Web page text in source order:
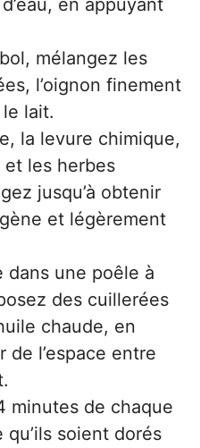
en appuyant
mélangez les
l’oignon finement
lait.
la levure chimique,
les herbes
jusqu’à obtenir
et légèrement
dans une poêle à
des cuillerées
chaude, en
de l’espace entre
minutes de chaque
qu’ils soient dorés